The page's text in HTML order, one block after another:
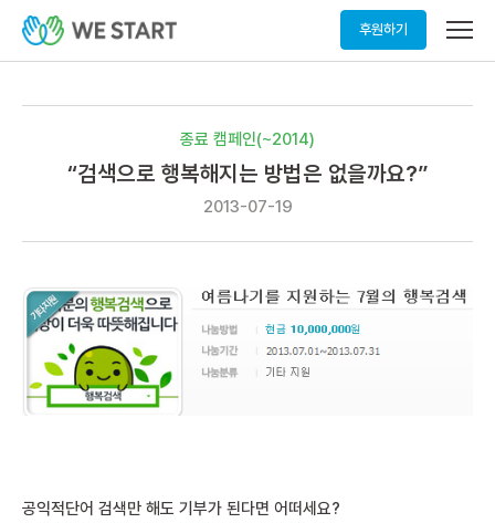
후원하기
메
열
종료 캠페인(~2014)
“검색으로 행복해지는 방법은 없을까요?”
2013-07-19
공익적단어 검색만 해도 기부가 된다면 어떠세요?